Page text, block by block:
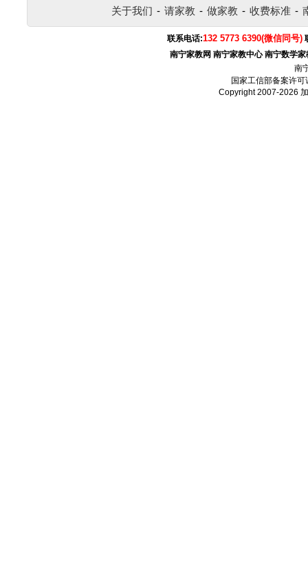
关于我们 - 请家教 - 做家教 - 收费标准 -
联系电话:132 5773 6390(微信同号)
南宁家教网 南宁家教中心 南宁数学家
南
国家工信部备案许可
Copyright 2007-2026